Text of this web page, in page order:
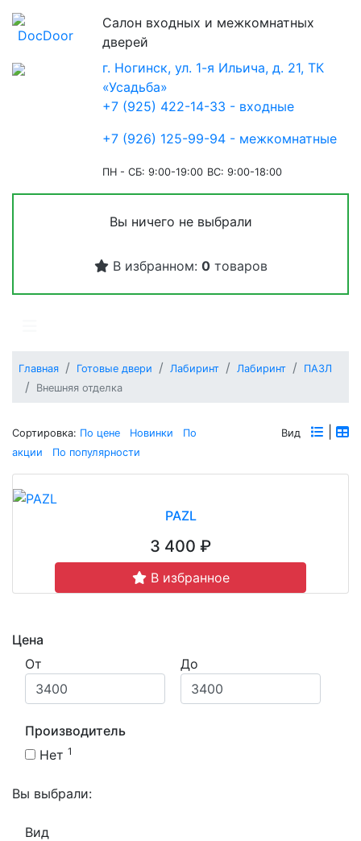
Салон входных и межкомнатных
дверей
г. Ногинск, ул. 1-я Ильича, д. 21, ТК
«Усадьба»
+7 (925) 422-14-33 - входные
+7 (926) 125-99-94 - межкомнатные
ПН - СБ: 9:00-19:00 ВС: 9:00-18:00
Вы ничего не выбрали
В избранном: 0товаров
Главная Готовые двери Лабиринт Лабиринт
ПАЗЛ
Внешняя отделка
Сортировка: По цене Новинки
По
акции
По популярности
Вид
PAZL
3 400 ₽
В избранное
Цена
От
До
Производитель
Нет 1
Вы выбрали:
Вид